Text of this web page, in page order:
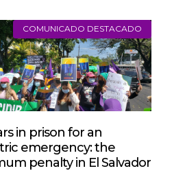
COMUNICADO DESTACADO
in prison for an
emergency: the
penalty in El Salvador